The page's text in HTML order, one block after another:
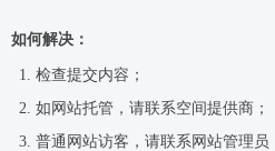
如何解决：
检查提交内容；
如网站托管，请联系空间提供商；
普通网站访客，请联系网站管理员